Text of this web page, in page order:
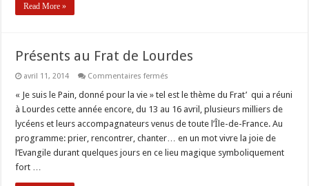
Read More »
Présents au Frat de Lourdes
avril 11, 2014 Commentaires fermés
au
de
Lourdes
« Je suis le Pain, donné pour la vie » tel est le thème du Frat’ qui a réuni
à Lourdes cette année encore, du 13 au 16 avril, plusieurs milliers de
lycéens et leurs accompagnateurs venus de toute l’Île-de-France. Au
programme: prier, rencontrer, chanter… en un mot vivre la joie de
l’Evangile durant quelques jours en ce lieu magique symboliquement
fort …